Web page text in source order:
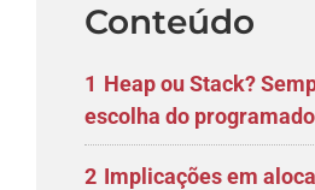
Conteúdo
1 Heap ou Stack?
escolha do
2 Implicações em